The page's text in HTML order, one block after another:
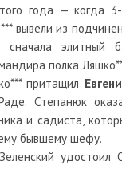
года — когда 3-
*** вывели из
сначала
полка Ляшко
*** притащил
Степанюк
и садиста,
бывшему шефу.
удостоил